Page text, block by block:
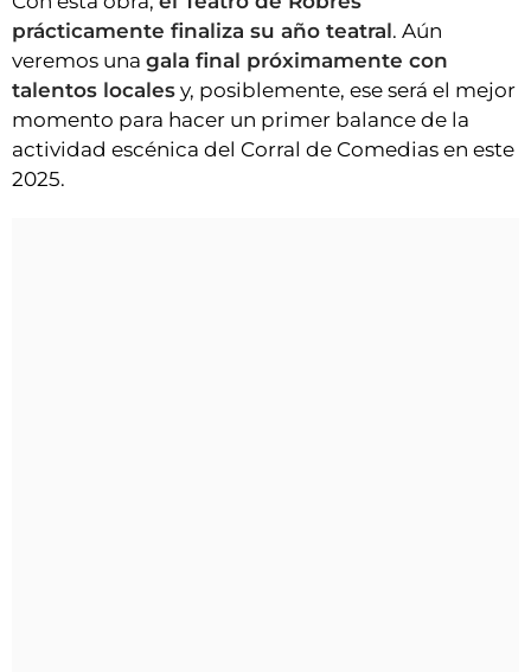
prácticamente finaliza su año teatral. Aún
veremos una gala final próximamente con
talentos locales y, posiblemente, ese será el mejor
momento para hacer un primer balance de la
actividad escénica del Corral de Comedias en este
2025.